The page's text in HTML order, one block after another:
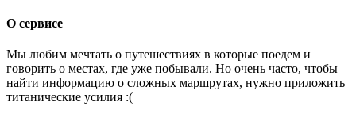
О сервисе
Мы любим мечтать о путешествиях в которые поедем и
говорить о местах, где уже побывали. Но очень часто, чтобы
найти информацию о сложных маршрутах, нужно приложить
титанические усилия :(